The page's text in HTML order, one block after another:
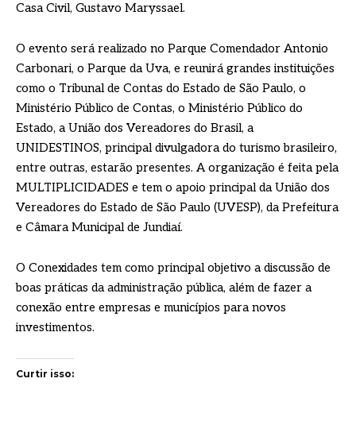
Casa Civil, Gustavo Maryssael.
O evento será realizado no Parque Comendador Antonio
Carbonari, o Parque da Uva, e reunirá grandes instituições
como o Tribunal de Contas do Estado de São Paulo, o
Ministério Público de Contas, o Ministério Público do
Estado, a União dos Vereadores do Brasil, a
UNIDESTINOS, principal divulgadora do turismo brasileiro,
entre outras, estarão presentes. A organização é feita pela
MULTIPLICIDADES e tem o apoio principal da União dos
Vereadores do Estado de São Paulo (UVESP), da Prefeitura
e Câmara Municipal de Jundiaí.
O Conexidades tem como principal objetivo a discussão de
boas práticas da administração pública, além de fazer a
conexão entre empresas e municípios para novos
investimentos.
Curtir isso: